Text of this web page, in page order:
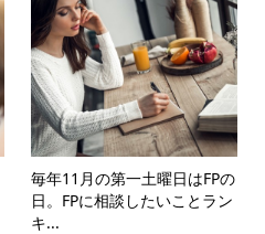
毎年11月の第一土曜日はFPの
日。FPに相談したいことラン
キ...